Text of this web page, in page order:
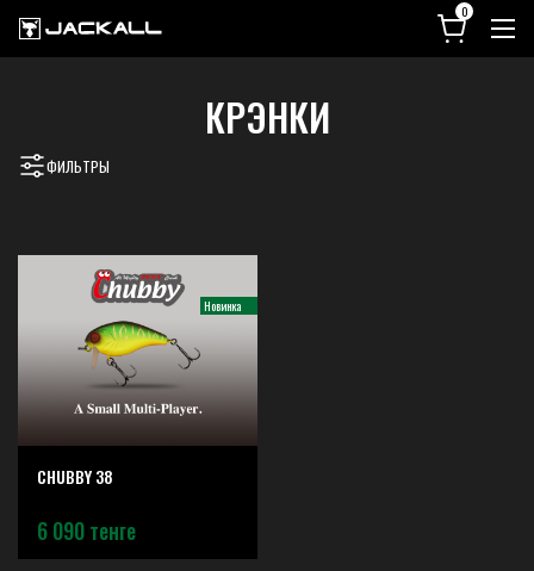
КРЭНКИ
ФИЛЬТРЫ
Новинка
CHUBBY 38
6 090 тенге